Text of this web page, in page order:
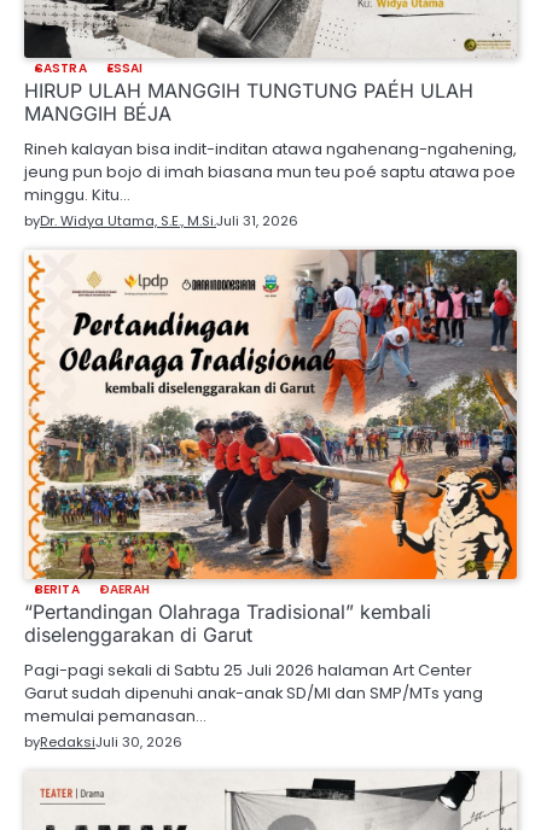
SASTRA ESSAI
HIRUP ULAH MANGGIH TUNGTUNG PAÉH ULAH
MANGGIH BÉJA
Rineh kalayan bisa indit-inditan atawa ngahenang-ngahening,
jeung pun bojo di imah biasana mun teu poé saptu atawa poe
minggu. Kitu…
byDr. Widya Utama, S.E., M.Si.Juli 31, 2026
BERITA DAERAH
“Pertandingan Olahraga Tradisional” kembali
diselenggarakan di Garut
Pagi-pagi sekali di Sabtu 25 Juli 2026 halaman Art Center
Garut sudah dipenuhi anak-anak SD/MI dan SMP/MTs yang
memulai pemanasan…
byRedaksiJuli 30, 2026